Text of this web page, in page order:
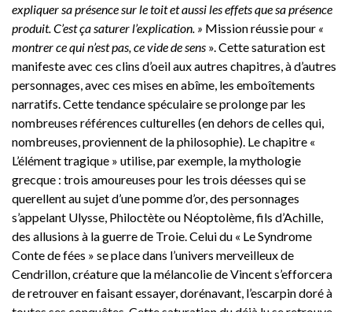
expliquer sa présence sur le toit et aussi les effets que sa présence
produit. C’est ça saturer l’explication. » Mission réussie pour «
montrer ce qui n’est pas, ce vide de sens ». Cette saturation est
manifeste avec ces clins d’oeil aux autres chapitres, à d’autres
personnages, avec ces mises en abîme, les emboîtements
narratifs. Cette tendance spéculaire se prolonge par les
nombreuses références culturelles (en dehors de celles qui,
nombreuses, proviennent de la philosophie). Le chapitre «
L’élément tragique » utilise, par exemple, la mythologie
grecque : trois amoureuses pour les trois déesses qui se
querellent au sujet d’une pomme d’or, des personnages
s’appelant Ulysse, Philoctète ou Néoptolème, fils d’Achille,
des allusions à la guerre de Troie. Celui du « Le Syndrome
Conte de fées » se place dans l’univers merveilleux de
Cendrillon, créature que la mélancolie de Vincent s’efforcera
de retrouver en faisant essayer, dorénavant, l’escarpin doré à